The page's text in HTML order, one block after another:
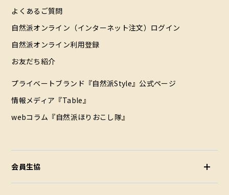
よくあるご質問
自然派オンライン（インターネット注文）ログイン
自然派オンライン利用登録
お友だち紹介
プライベートブランド『自然派Style』公式ページ
情報メディア『Table』
webコラム『自然派ほりおこし隊』
会員生協